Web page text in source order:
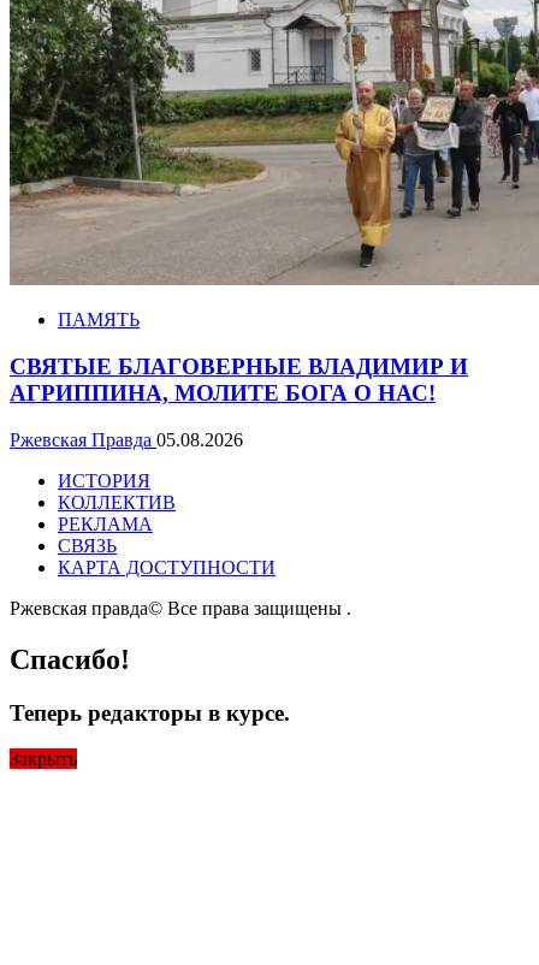
ПАМЯТЬ
СВЯТЫЕ БЛАГОВЕРНЫЕ ВЛАДИМИР И
АГРИППИНА, МОЛИТЕ БОГА О НАС!
Ржевская Правда 05.08.2026
ИСТОРИЯ
КОЛЛЕКТИВ
РЕКЛАМА
СВЯЗЬ
КАРТА ДОСТУПНОСТИ
Ржевская правда© Все права защищены .
Спасибо!
Теперь редакторы в курсе.
Закрыть